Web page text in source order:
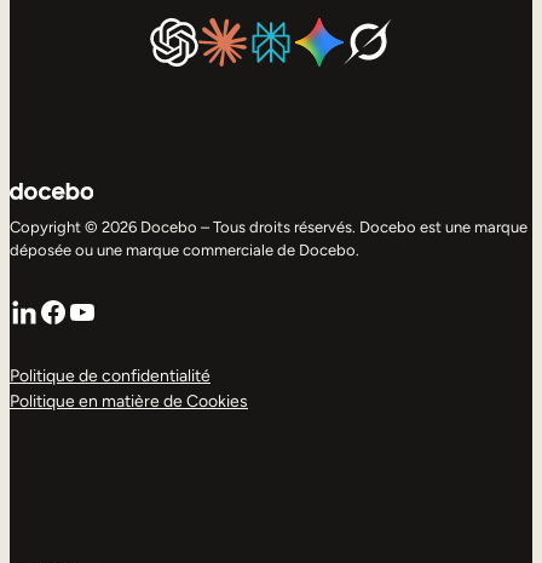
Copyright © 2026 Docebo – Tous droits réservés. Docebo est une marque
déposée ou une marque commerciale de Docebo.
LinkedIn
Facebook
YouTube
Politique de confidentialité
Politique en matière de Cookies